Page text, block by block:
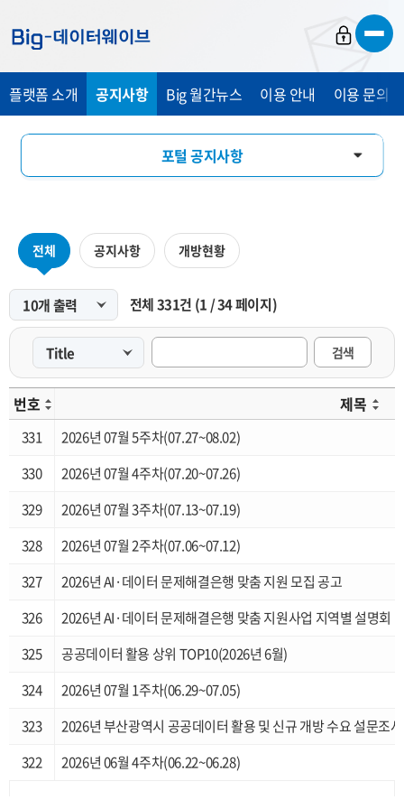
가
기
가
기
가
기
플랫폼 소개 공지사항 Big 월간뉴스 이용 안내 이용 문의
포털 공지사항
전체 공지사항 개방현황
전체331건 (1 /34페이지)
검색
번호 제목
331
2026년 07월 5주차(07.27~08.02)
330
2026년 07월 4주차(07.20~07.26)
329
2026년 07월 3주차(07.13~07.19)
328
2026년 07월 2주차(07.06~07.12)
327
2026년 AI·데이터 문제해결은행 맞춤 지원 모집 공고
326
2026년 AI·데이터 문제해결은행 맞춤 지원사업 지역별 설명회
325
공공데이터 활용 상위 TOP10(2026년 6월)
324
2026년 07월 1주차(06.29~07.05)
323
2026년 부산광역시 공공데이터 활용 및 신규 개방 수요 설문조사
322
2026년 06월 4주차(06.22~06.28)